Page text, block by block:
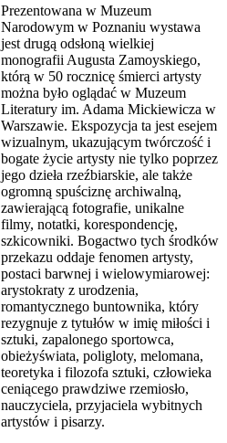
Prezentowana w Muzeum
Narodowym w Poznaniu wystawa
jest drugą odsłoną wielkiej
monografii Augusta Zamoyskiego,
którą w 50 rocznicę śmierci artysty
można było oglądać w Muzeum
Literatury im. Adama Mickiewicza w
Warszawie. Ekspozycja ta jest esejem
wizualnym, ukazującym twórczość i
bogate życie artysty nie tylko poprzez
jego dzieła rzeźbiarskie, ale także
ogromną spuściznę archiwalną,
zawierającą fotografie, unikalne
filmy, notatki, korespondencję,
szkicowniki. Bogactwo tych środków
przekazu oddaje fenomen artysty,
postaci barwnej i wielowymiarowej:
arystokraty z urodzenia,
romantycznego buntownika, który
rezygnuje z tytułów w imię miłości i
sztuki, zapalonego sportowca,
obieżyświata, poligloty, melomana,
teoretyka i filozofa sztuki, człowieka
ceniącego prawdziwe rzemiosło,
nauczyciela, przyjaciela wybitnych
artystów i pisarzy.